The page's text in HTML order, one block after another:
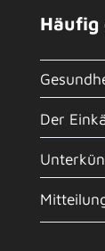
Häufig
Der